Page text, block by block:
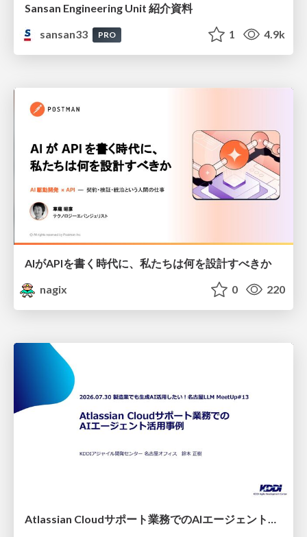
Sansan Engineering Unit 紹介資料
sansan33
PRO 1 4.9k
AIがAPIを書く時代に、私たちは何を設計すべきか
nagix
0 220